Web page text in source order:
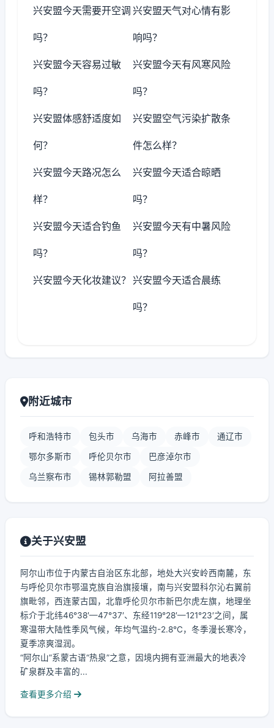
兴安盟今天需要开空调
吗？
兴安盟天气对心情有影
响吗？
兴安盟今天容易过敏
吗？
兴安盟今天有风寒风险
吗？
兴安盟体感舒适度如
何？
兴安盟空气污染扩散条
件怎么样？
兴安盟今天路况怎么
样？
兴安盟今天适合晾晒
吗？
兴安盟今天适合钓鱼
吗？
兴安盟今天有中暑风险
吗？
兴安盟今天化妆建议？ 兴安盟今天适合晨练
吗？
附近城市
呼和浩特市 包头市 乌海市 赤峰市 通辽市
鄂尔多斯市 呼伦贝尔市 巴彦淖尔市
乌兰察布市 锡林郭勒盟 阿拉善盟
关于兴安盟
阿尔山市位于内蒙古自治区东北部，地处大兴安岭西南麓，东
与呼伦贝尔市鄂温克族自治旗接壤，南与兴安盟科尔沁右翼前
旗毗邻，西连蒙古国，北靠呼伦贝尔市新巴尔虎左旗，地理坐
标介于北纬46°38′—47°37′、东经119°28′—121°23′之间，属
寒温带大陆性季风气候，年均气温约-2.8℃，冬季漫长寒冷，
夏季凉爽湿润。
“阿尔山”系蒙古语“热泉”之意，因境内拥有亚洲最大的地表冷
矿泉群及丰富的...
查看更多介绍